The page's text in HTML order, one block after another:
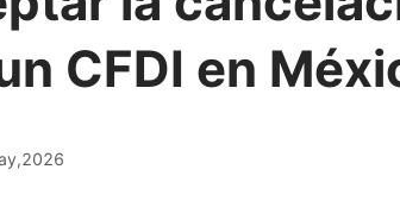
CFDI en